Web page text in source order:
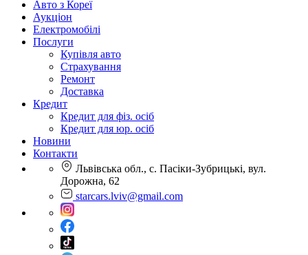
Авто з Кореї
Аукціон
Електромобілі
Послуги
Купівля авто
Страхування
Ремонт
Доставка
Кредит
Кредит для фіз. осіб
Кредит для юр. осіб
Новини
Контакти
Львівська обл., с. Пасіки-Зубрицькі, вул.
Дорожна, 62
starcars.lviv@gmail.com